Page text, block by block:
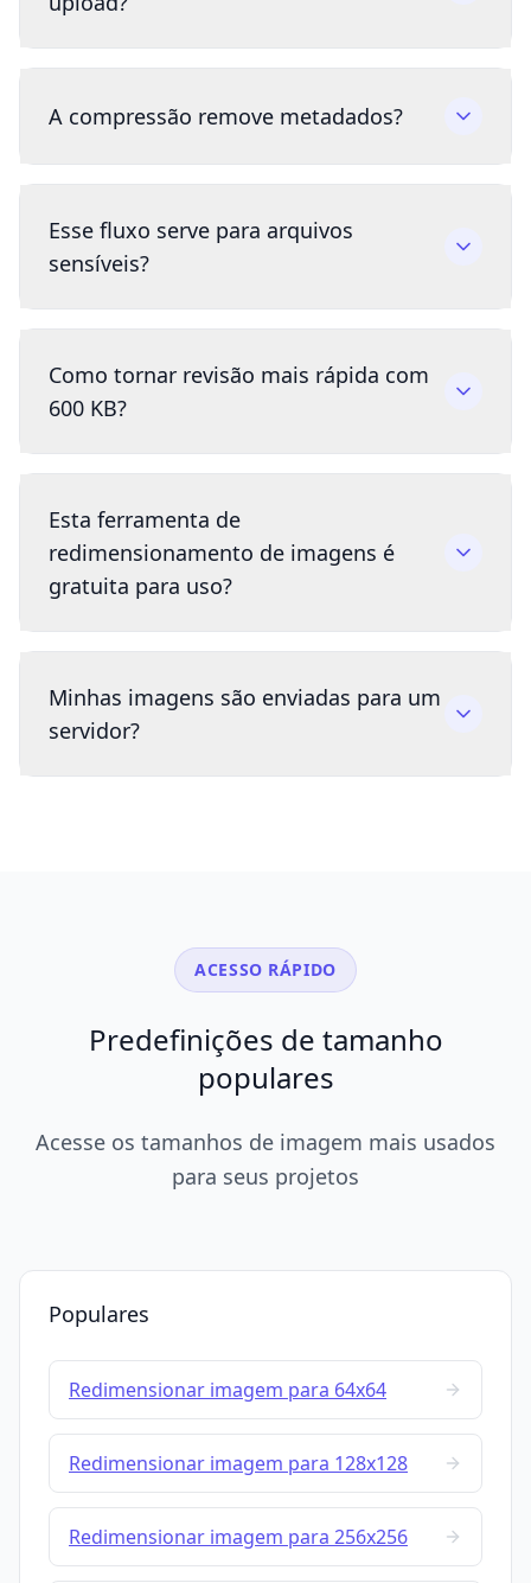
A compressão remove metadados?
Esse fluxo serve para arquivos
sensíveis?
Como tornar revisão mais rápida com
600 KB?
Esta ferramenta de
redimensionamento de imagens é
gratuita para uso?
Minhas imagens são enviadas para um
servidor?
ACESSO RÁPIDO
Predefinições de tamanho
populares
Acesse os tamanhos de imagem mais usados
para seus projetos
Populares
Redimensionar imagem para 64x64
Redimensionar imagem para 128x128
Redimensionar imagem para 256x256